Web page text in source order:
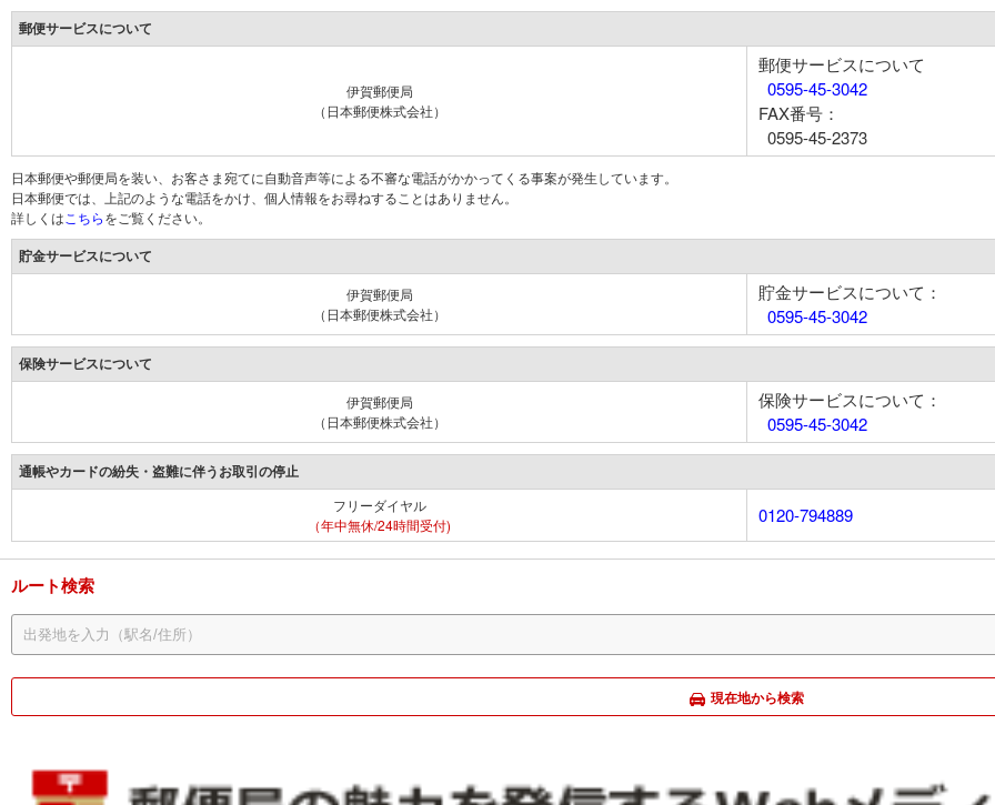
郵便サービスについて
伊賀郵便局
（日本郵便株式会社）
郵便サービスについて
0595-45-3042
FAX番号：
0595-45-2373
日本郵便や郵便局を装い、お客さま宛てに自動音声等による不審な電話がかかってくる事案が発生しています。
日本郵便では、上記のような電話をかけ、個人情報をお尋ねすることはありません。
詳しくは こちらをご覧ください。
貯金サービスについて
伊賀郵便局
（日本郵便株式会社）
貯金サービスについて：
0595-45-3042
保険サービスについて
伊賀郵便局
（日本郵便株式会社）
保険サービスについて：
0595-45-3042
通帳やカードの紛失・盗難に伴うお取引の停止
フリーダイヤル
（年中無休/24時間受付)
0120-794889
ルート検索
現在地から検索